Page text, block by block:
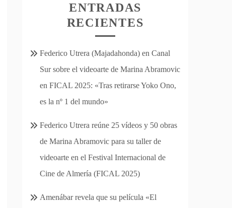
ENTRADAS
RECIENTES
Federico Utrera (Majadahonda) en Canal
Sur sobre el videoarte de Marina Abramovic
en FICAL 2025: «Tras retirarse Yoko Ono,
es la nº 1 del mundo»
Federico Utrera reúne 25 vídeos y 50 obras
de Marina Abramovic para su taller de
videoarte en el Festival Internacional de
Cine de Almería (FICAL 2025)
Amenábar revela que su película «El